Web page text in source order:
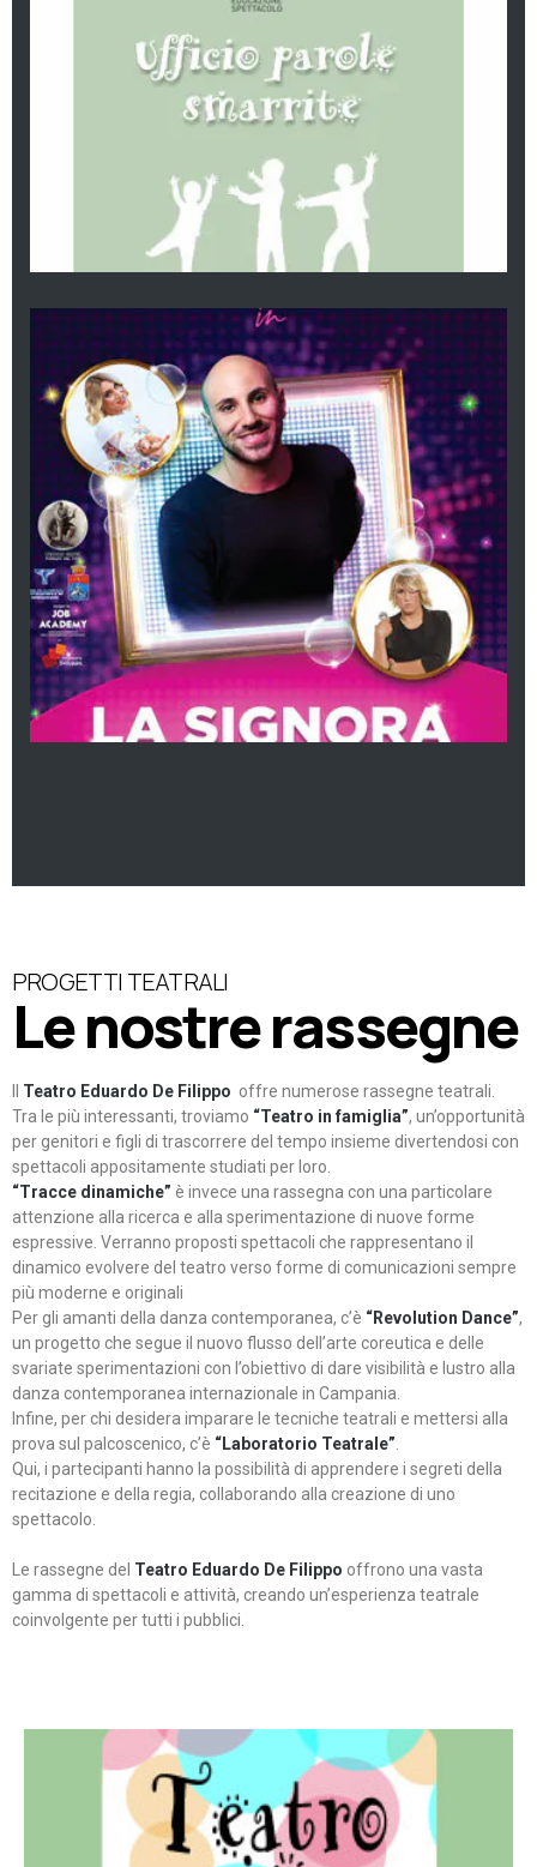
PROGETTI TEATRALI
Le nostre rassegne
Teatro Eduardo De Filippo offre numerose rassegne teatrali.
Tra le più interessanti, troviamo “Teatro in famiglia”, un’opportunità
per genitori e figli di trascorrere del tempo insieme divertendosi con
spettacoli appositamente studiati per loro.
“Tracce dinamiche” è invece una rassegna con una particolare
attenzione alla ricerca e alla sperimentazione di nuove forme
espressive. Verranno proposti spettacoli che rappresentano il
dinamico evolvere del teatro verso forme di comunicazioni sempre
più moderne e originali
Per gli amanti della danza contemporanea, c’è “Revolution Dance”,
un progetto che segue il nuovo flusso dell’arte coreutica e delle
svariate sperimentazioni con l’obiettivo di dare visibilità e lustro alla
danza contemporanea internazionale in Campania.
Infine, per chi desidera imparare le tecniche teatrali e mettersi alla
prova sul palcoscenico, c’è “Laboratorio Teatrale”
Qui, i partecipanti hanno la possibilità di apprendere i segreti della
recitazione e della regia, collaborando alla creazione di uno
spettacolo.
Le rassegne del Teatro Eduardo De Filippo offrono una vasta
gamma di spettacoli e attività, creando un’esperienza teatrale
coinvolgente per tutti i pubblici.
Continua